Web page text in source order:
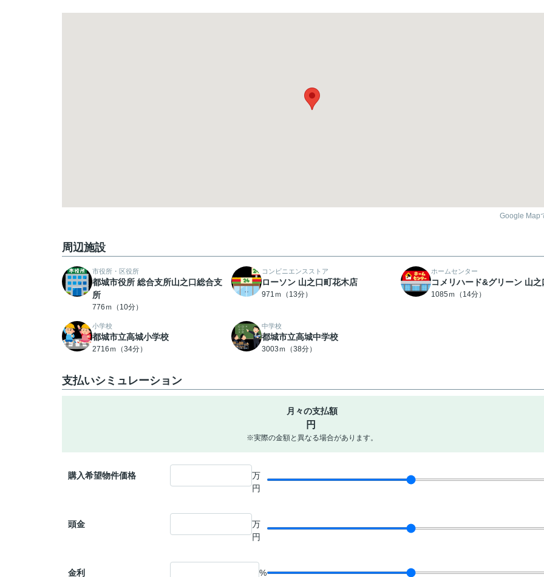
Google Map
周辺施設
市役所・区役所
都城市役所 総合支所山之口総合支
所
776ｍ（10分）
コンビニエンスストア
ローソン 山之口町花木店
971ｍ（13分）
ホームセンター
コメリハード&グリーン 山之
1085ｍ（14分）
小学校
都城市立高城小学校
2716ｍ（34分）
中学校
都城市立高城中学校
3003ｍ（38分）
支払いシミュレーション
月々の支払額
円
※実際の金額と異なる場合があります。
購入希望物件価格
万
円
頭金
万
円
金利 %